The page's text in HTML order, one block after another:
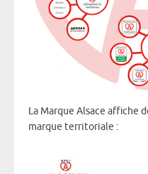
La Marque Alsace affiche
marque territoriale :